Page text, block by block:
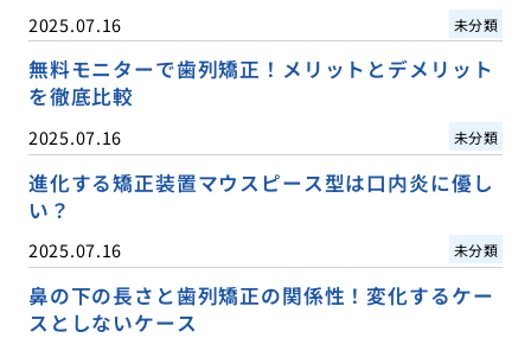
2025.07.16 未分類
無料モニターで歯列矯正！メリットとデメリット
を徹底比較
2025.07.16 未分類
進化する矯正装置マウスピース型は口内炎に優し
い？
2025.07.16 未分類
鼻の下の長さと歯列矯正の関係性！変化するケー
スとしないケース